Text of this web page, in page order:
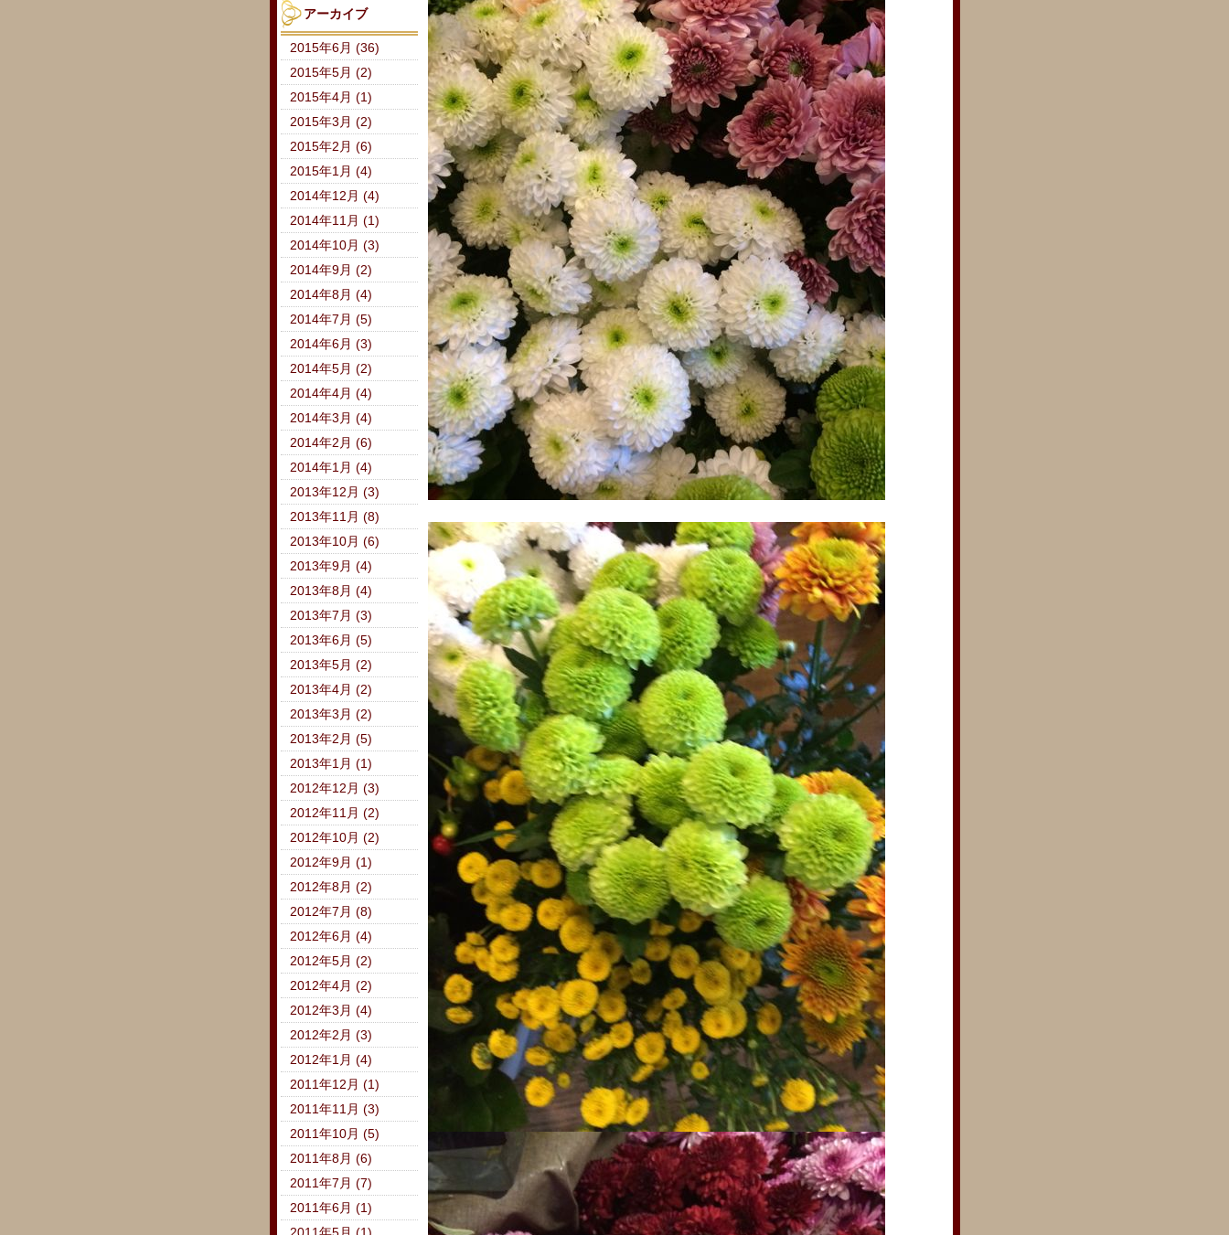
アーカイブ
2015年6月 (36)
2015年5月 (2)
2015年4月 (1)
2015年3月 (2)
2015年2月 (6)
2015年1月 (4)
2014年12月 (4)
2014年11月 (1)
2014年10月 (3)
2014年9月 (2)
2014年8月 (4)
2014年7月 (5)
2014年6月 (3)
2014年5月 (2)
2014年4月 (4)
2014年3月 (4)
2014年2月 (6)
2014年1月 (4)
2013年12月 (3)
2013年11月 (8)
2013年10月 (6)
2013年9月 (4)
2013年8月 (4)
2013年7月 (3)
2013年6月 (5)
2013年5月 (2)
2013年4月 (2)
2013年3月 (2)
2013年2月 (5)
2013年1月 (1)
2012年12月 (3)
2012年11月 (2)
2012年10月 (2)
2012年9月 (1)
2012年8月 (2)
2012年7月 (8)
2012年6月 (4)
2012年5月 (2)
2012年4月 (2)
2012年3月 (4)
2012年2月 (3)
2012年1月 (4)
2011年12月 (1)
2011年11月 (3)
2011年10月 (5)
2011年8月 (6)
2011年7月 (7)
2011年6月 (1)
2011年5月 (1)